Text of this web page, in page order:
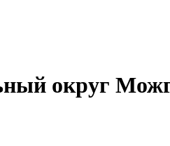
округ